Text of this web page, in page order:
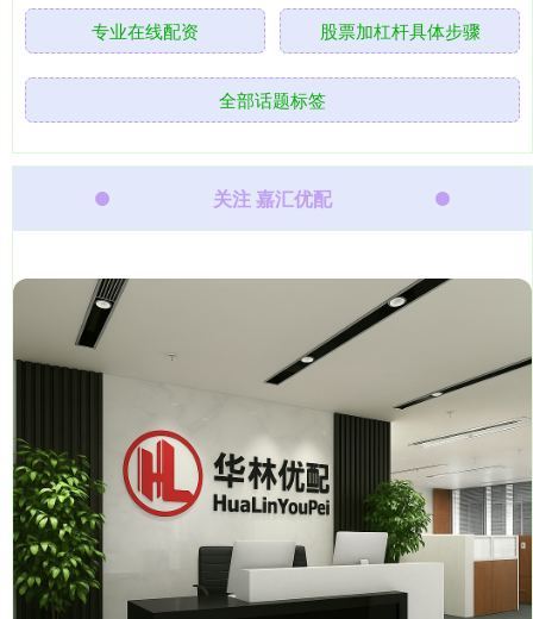
专业在线配资 股票加杠杆具体步骤
全部话题标签
关注 嘉汇优配